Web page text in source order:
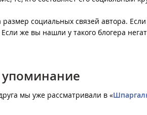
социальных связей автора.
же вы нашли у такого блогера
упоминание
мы уже рассматривали в «